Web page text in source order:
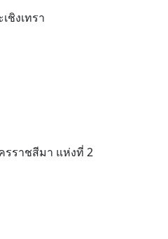
ชิงเทรา
รราชสีมา แห่งที่ 2